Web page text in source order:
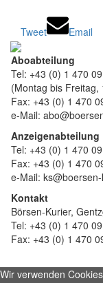
Tweet Email
Aboabteilung
Tel: +43 (0) 1 470
(Montag bis Freitag,
Fax: +43 (0) 1 470
e-Mail:
Anzeigenabteilung
Tel: +43 (0) 1 470
Fax: +43 (0) 1 470
e-Mail:
Kontakt
Börsen-Kurier,
Tel: +43 (0) 1 470
Fax: +43 (0) 1 470
Wir verwenden